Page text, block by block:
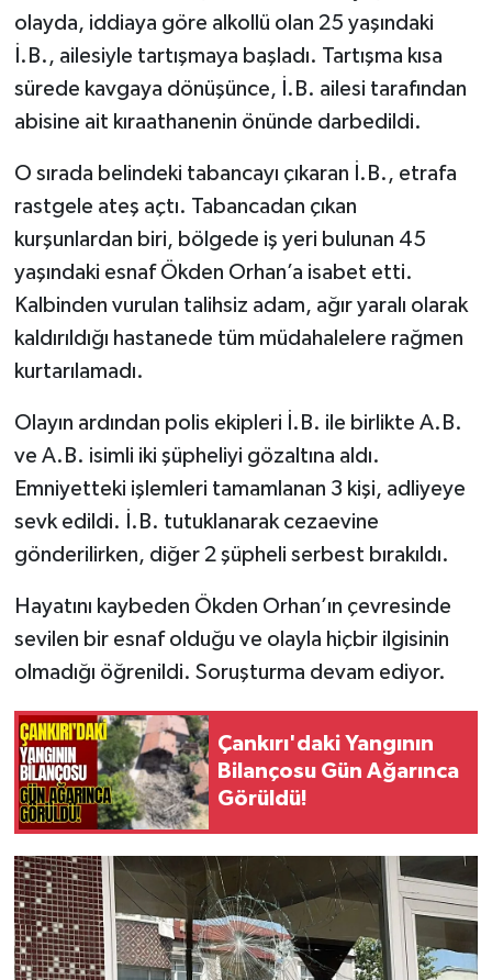
olayda, iddiaya göre alkollü olan 25 yaşındaki
İ.B., ailesiyle tartışmaya başladı. Tartışma kısa
sürede kavgaya dönüşünce, İ.B. ailesi tarafından
abisine ait kıraathanenin önünde darbedildi.
O sırada belindeki tabancayı çıkaran İ.B., etrafa
rastgele ateş açtı. Tabancadan çıkan
kurşunlardan biri, bölgede iş yeri bulunan 45
yaşındaki esnaf Ökden Orhan’a isabet etti.
Kalbinden vurulan talihsiz adam, ağır yaralı olarak
kaldırıldığı hastanede tüm müdahalelere rağmen
kurtarılamadı.
Olayın ardından polis ekipleri İ.B. ile birlikte A.B.
ve A.B. isimli iki şüpheliyi gözaltına aldı.
Emniyetteki işlemleri tamamlanan 3 kişi, adliyeye
sevk edildi. İ.B. tutuklanarak cezaevine
gönderilirken, diğer 2 şüpheli serbest bırakıldı.
Hayatını kaybeden Ökden Orhan’ın çevresinde
sevilen bir esnaf olduğu ve olayla hiçbir ilgisinin
olmadığı öğrenildi. Soruşturma devam ediyor.
Çankırı'daki Yangının
Bilançosu Gün Ağarınca
Görüldü!